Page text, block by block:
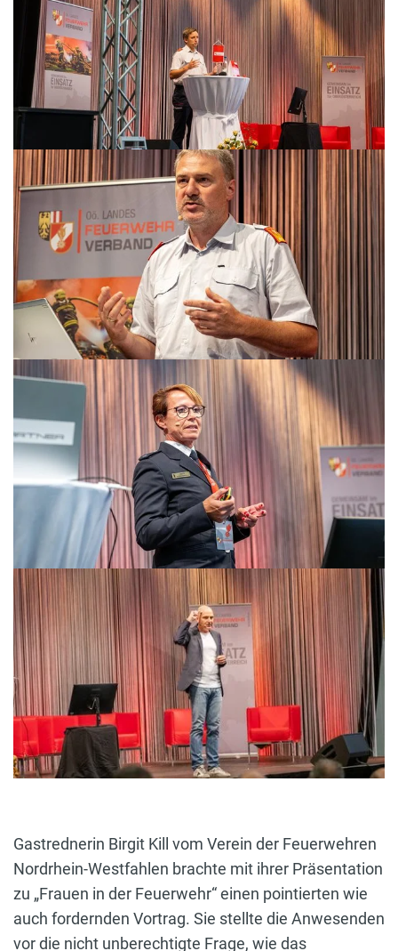
Gastrednerin Birgit Kill vom Verein der Feuerwehren
Nordrhein-Westfahlen brachte mit ihrer Präsentation
zu „Frauen in der Feuerwehr“ einen pointierten wie
auch fordernden Vortrag. Sie stellte die Anwesenden
vor die nicht unberechtigte Frage, wie das